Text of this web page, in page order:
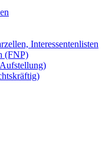
Interessentenlisten
(FNP)